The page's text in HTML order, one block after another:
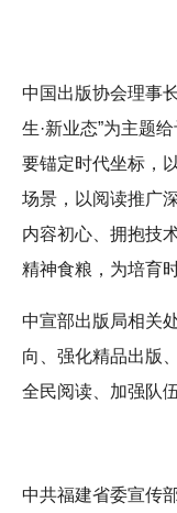
中国出版协会理事
生·新业态”为主题
要锚定时代坐标，
场景，以阅读推广
内容初心、拥抱技
精神食粮，为培育
中宣部出版局相关
向、强化精品出版
全民阅读、加强队
中共福建省委宣传